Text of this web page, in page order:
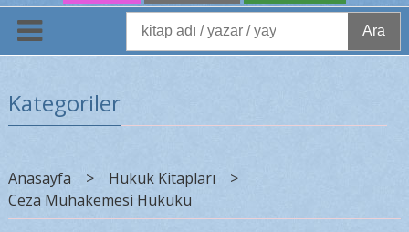
Ara
Kategoriler
Anasayfa > Hukuk Kitapları
>
Ceza Muhakemesi Hukuku